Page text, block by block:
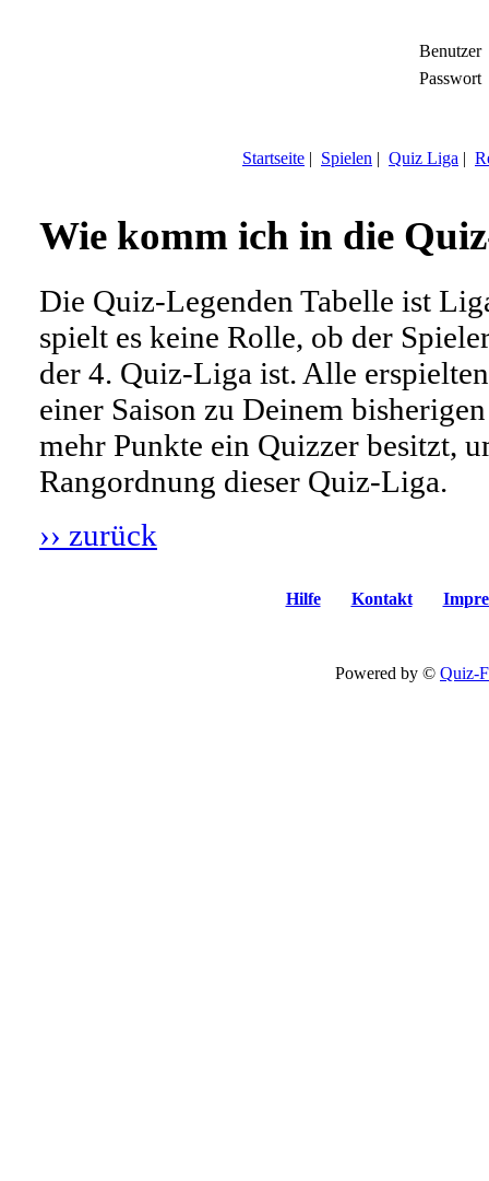
Benutzer
Passwort
Startseite | Spielen | Quiz Liga |
Wie komm ich in die
Die Quiz-Legenden Tabelle ist
spielt es keine Rolle, ob der
der 4. Quiz-Liga ist. Alle
einer Saison zu Deinem
mehr Punkte ein Quizzer besitzt,
Rangordnung dieser Quiz-Liga.
›› zurück
Hilfe Kontakt
Powered by © Quiz-